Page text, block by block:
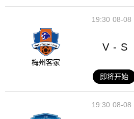
08-08
19:30
梅州客家
V - S
即将开始
08-08
19:30